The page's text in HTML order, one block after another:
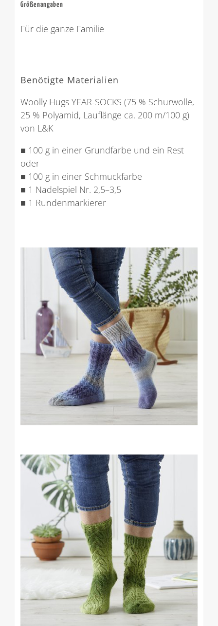
Größenangaben
Für die ganze Familie
Benötigte Materialien
Woolly Hugs YEAR-SOCKS (75 % Schurwolle,
25 % Polyamid, Lauflänge ca. 200 m/100 g)
von L&K
■ 100 g in einer Grundfarbe und ein Rest
oder
■ 100 g in einer Schmuckfarbe
■ 1 Nadelspiel Nr. 2,5–3,5
■ 1 Rundenmarkierer